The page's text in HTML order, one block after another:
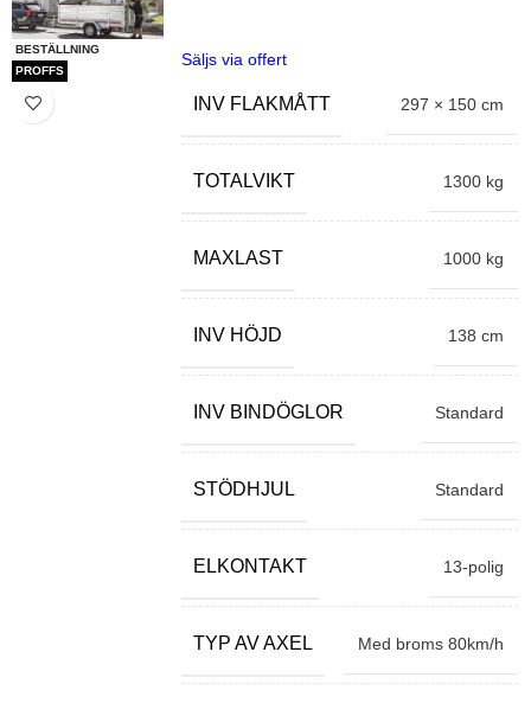
BESTÄLLNING
PROFFS
Säljs via offert
INV FLAKMÅTT 297 × 150 cm
TOTALVIKT 1300 kg
MAXLAST 1000 kg
INV HÖJD 138 cm
INV BINDÖGLOR Standard
STÖDHJUL Standard
ELKONTAKT 13-polig
TYP AV AXEL Med broms 80km/h